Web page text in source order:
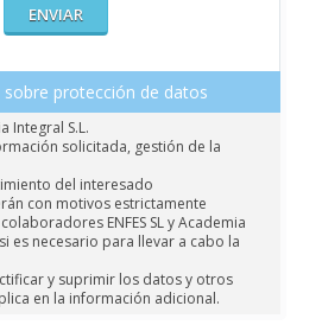
protección de datos
Integral S.L.
solicitada, gestión de la
del interesado
con motivos estrictamente
ENFES SL y Academia
es necesario para llevar a cabo la
y suprimir los datos y otros
en la información adicional.